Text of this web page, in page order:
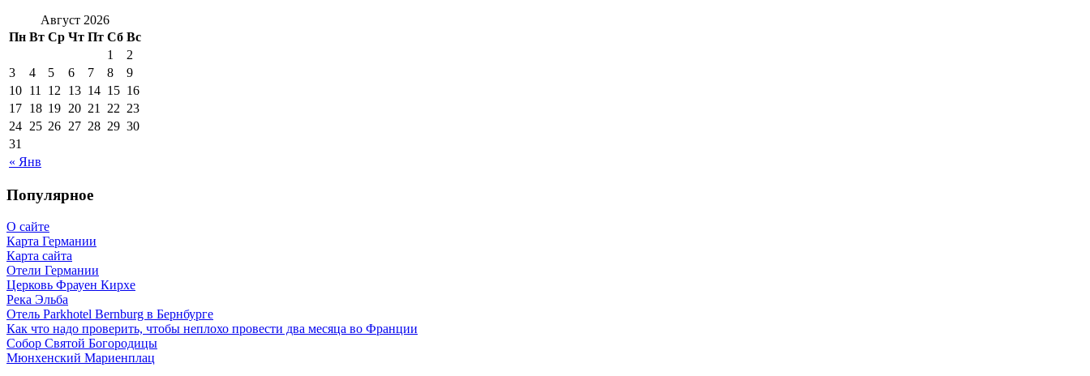
Август 2026
Пн Вт Ср Чт Пт Сб Вс
« Янв
1
2
3
4 5 6 7 8
9
10 11 12 13 14 15 16
17 18 19 20 21 22 23
24 25 26 27 28 29 30
31
Популярное
О сайте
Карта Германии
Карта сайта
Отели Германии
Церковь Фрауен Кирхе
Река Эльба
Отель Parkhotel Bernburg в Бернбурге
Как что надо проверить, чтобы неплохо провести два месяца во Франции
Собор Святой Богородицы
Мюнхенский Мариенплац